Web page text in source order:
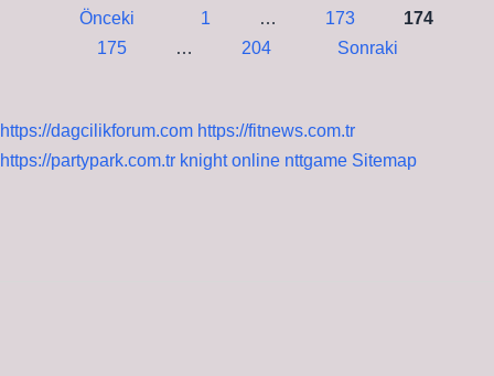
Yazı
sayfalaması
Önceki 1 … 173
174
175
… 204 Sonraki
https://dagcilikforum.com https://fitnews.com.tr
https://partypark.com.tr knight online nttgame Sitemap